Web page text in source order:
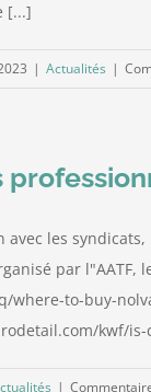
[...]
| Actualités |
avec les
par l"AATF,
where-to-buy-
kwf/
|